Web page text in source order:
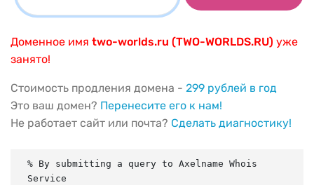
Доменное имя two-worlds.ru (TWO-WORLDS.RU) уже
занято!
Стоимость продления домена - 299 рублей в год
Это ваш домен? Перенесите его к нам!
Не работает сайт или почта? Сделать диагностику!
% By submitting a query to Axelname Whois
Service